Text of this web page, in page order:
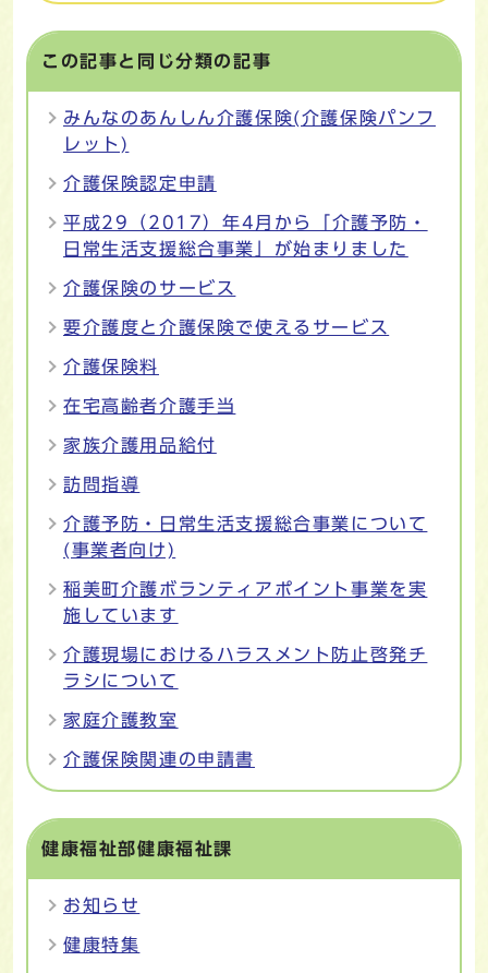
この記事と同じ分類の記事
みんなのあんしん介護保険(介護保険パンフ
レット)
介護保険認定申請
平成29（2017）年4月から「介護予防・
日常生活支援総合事業」が始まりました
介護保険のサービス
要介護度と介護保険で使えるサービス
介護保険料
在宅高齢者介護手当
家族介護用品給付
訪問指導
介護予防・日常生活支援総合事業について
(事業者向け)
稲美町介護ボランティアポイント事業を実
施しています
介護現場におけるハラスメント防止啓発チ
ラシについて
家庭介護教室
介護保険関連の申請書
健康福祉部健康福祉課
お知らせ
健康特集